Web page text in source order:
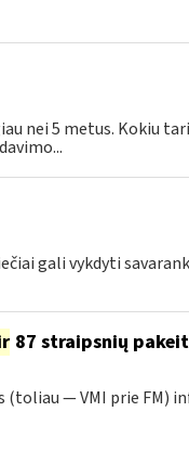
nei 5 metus. Kokiu
gali vykdyti
87 straipsnių
— VMI prie FM)